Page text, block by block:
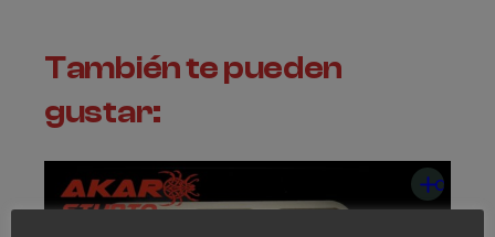
También te pueden
gustar:
Añadir
al
carrito